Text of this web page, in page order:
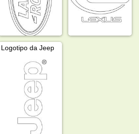
Logotipo da Jeep